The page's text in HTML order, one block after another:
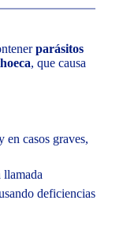
parásitos
, que causa
casos graves,
deficiencias